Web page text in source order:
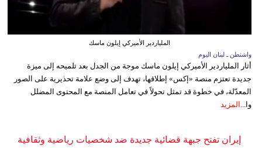
الملياردير الأميركي إيلون ماسك
واشنطن ـ لبنان اليوم
أثار الملياردير الأميركي إيلون ماسك موجة من الجدل بعد تلميحه إلى ميزة
جديدة تعتزم منصة «إكس» إطلاقها، تهدف إلى وضع علامة تحذيرية على الصور
المعدّلة، في خطوة قد تمثل تحولاً في تعامل المنصة مع المحتوى المضلل
وا...
المزيد
إيران تفتح جبهة قضائية جديدة ضد شخصيات رياضية وثقافية